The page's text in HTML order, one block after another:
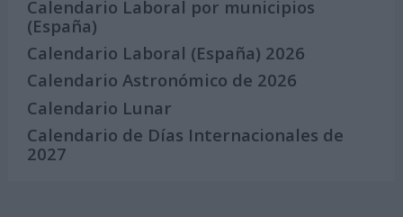
Calendario Laboral por municipios
(España)
Calendario Laboral (España) 2026
Calendario Astronómico de 2026
Calendario Lunar
Calendario de Días Internacionales de
2027